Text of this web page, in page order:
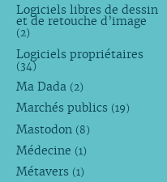
Logiciels libres de dessin
et de retouche d’image
(2)
Logiciels propriétaires
(34)
Ma Dada (2)
Marchés publics (19)
Mastodon (8)
Médecine (1)
Métavers (1)